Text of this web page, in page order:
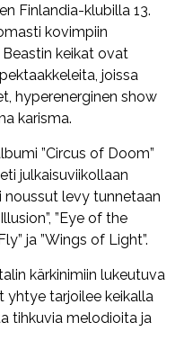
Finlandia-klubilla 13.
kovimpiin
keikat ovat
joissa
hyperenerginen show
karisma.
”Circus of Doom”
julkaisuviikollaan
noussut levy tunnetaan
”Eye of the
ja ”Wings of Light”.
kärkinimiin lukeutuva
yhtye tarjoilee keikalla
tihkuvia melodioita ja